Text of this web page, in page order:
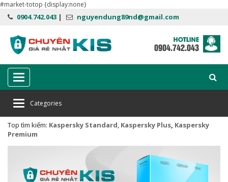
#market-totop {display:none}
0904.742.043 | nguyendung89nd@gmail.com
Categories
Categories
Top tìm kiếm: Kaspersky Standard Kaspersky Plus Kaspersky
Premium